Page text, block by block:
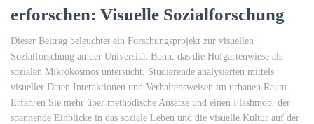
erforschen: Visuelle Sozialforschung
Dieser Beitrag beleuchtet ein Forschungsprojekt zur visuellen
Sozialforschung an der Universität Bonn, das die Hofgartenwiese als
sozialen Mikrokosmos untersucht. Studierende analysierten mittels
visueller Daten Interaktionen und Verhaltensweisen im urbanen Raum.
Erfahren Sie mehr über methodische Ansätze und einen Flashmob, der
spannende Einblicke in das soziale Leben und die visuelle Kultur auf der